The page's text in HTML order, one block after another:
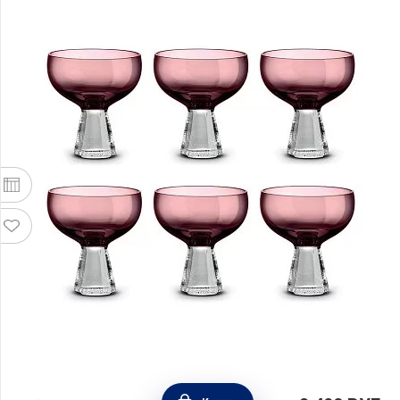
Набор из 6 креманок Fun Classy 350 мл,